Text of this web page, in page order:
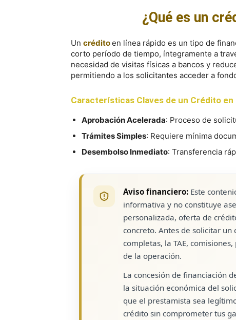
¿Qué es un
Un créditoen línea rápido es un tipo de
corto período de tiempo, íntegramente a
necesidad de visitas físicas a bancos y
permitiendo a los solicitantes acceder a
Características Claves de un Crédito en
Aprobación Acelerada: Proceso de
Trámites Simples: Requiere mínima
Desembolso Inmediato: Transferencia
Aviso financiero: Este
informativa y no constituye
personalizada, oferta de
concreto. Antes de solicitar
completas, la TAE,
de la operación.
La concesión de financiación
la situación económica del
que el prestamista sea
crédito sin comprometer tus